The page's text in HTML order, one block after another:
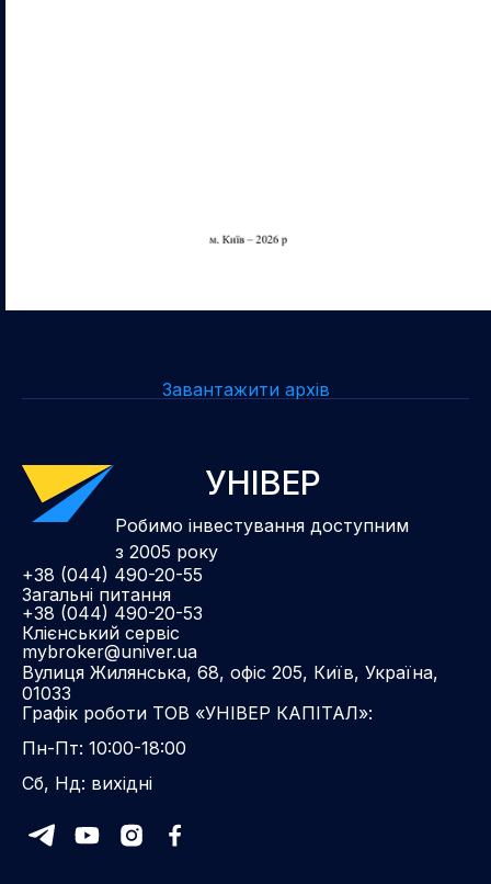
Завантажити архів
УНІВЕР
Робимо інвестування доступним
з 2005 року
+38 (044) 490-20-55
Загальні питання
+38 (044) 490-20-53
Клієнський сервіс
mybroker@univer.ua
Вулиця Жилянська, 68, офіс 205, Київ, Україна,
01033
Графік роботи ТОВ «УНІВЕР КАПІТАЛ»:
Пн-Пт: 10:00-18:00
Сб, Нд: вихідні